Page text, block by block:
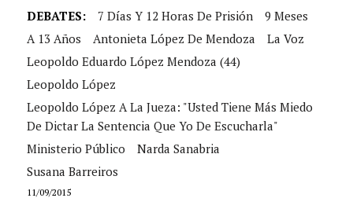
DEBATES: 7 Días Y 12 Horas De Prisión
9 Meses
A 13 Años
Antonieta López De Mendoza
La Voz
Leopoldo Eduardo López Mendoza (44)
Leopoldo López
Leopoldo López A La Jueza: "Usted Tiene Más Miedo
De Dictar La Sentencia Que Yo De Escucharla"
Ministerio Público
Narda Sanabria
Susana Barreiros
11/09/2015